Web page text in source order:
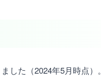
した（2024年5月時点）。